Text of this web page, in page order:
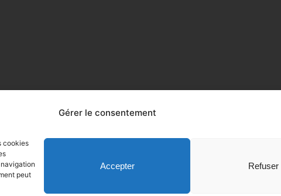
Gérer le consentement
cookies
peut
Accepter Refuser